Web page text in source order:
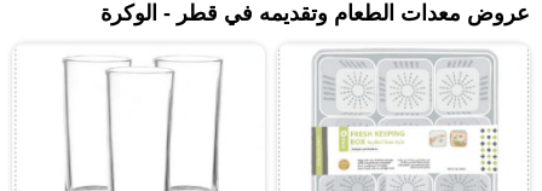
عروض معدات الطعام وتقديمه في قطر - الوكرة